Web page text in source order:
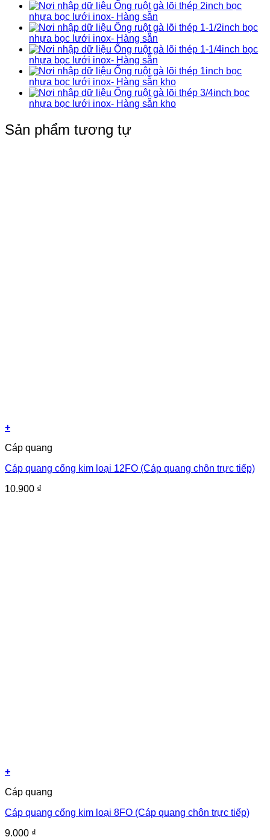
Ống ruột gà lõi thép 2inch bọc
nhựa bọc lưới inox- Hàng sẵn
Ống ruột gà lõi thép 1-1/2inch bọc
nhựa bọc lưới inox- Hàng sẵn
Ống ruột gà lõi thép 1-1/4inch bọc
nhựa bọc lưới inox- Hàng sẵn
Ống ruột gà lõi thép 1inch bọc
nhựa bọc lưới inox- Hàng sẵn kho
Ống ruột gà lõi thép 3/4inch bọc
nhựa bọc lưới inox- Hàng sẵn kho
Sản phẩm tương tự
+
Cáp quang
Cáp quang cống kim loại 12FO (Cáp quang chôn trực tiếp)
10.900 ₫
+
Cáp quang
Cáp quang cống kim loại 8FO (Cáp quang chôn trực tiếp)
9.000 ₫